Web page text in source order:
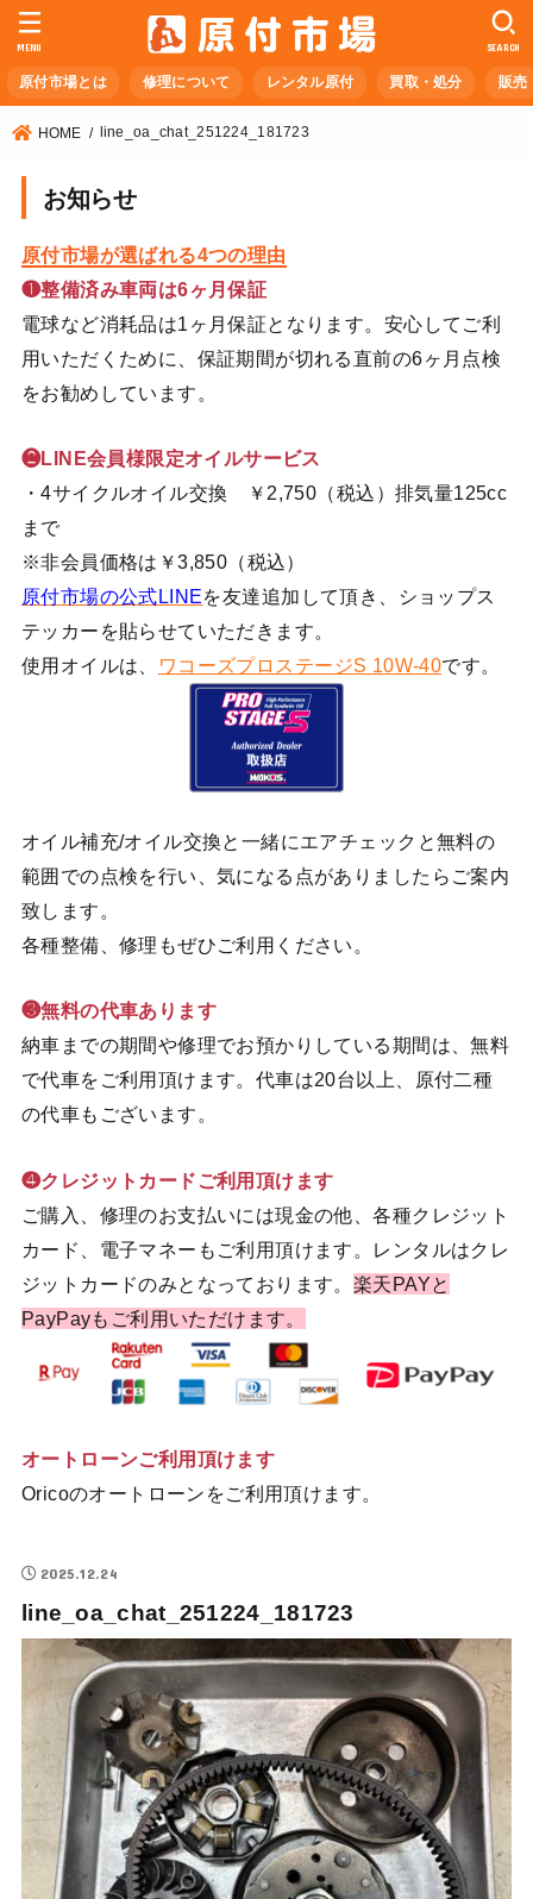
原付市場とは 修理について レンタル原付 買取・処分 販売
SEARCH
MENU
HOME line_oa_chat_251224_181723
お知らせ
原付市場が選ばれる4つの理由
❶整備済み車両は6ヶ月保証
電球など消耗品は1ヶ月保証となります。安心してご利
用いただくために、保証期間が切れる直前の6ヶ月点検
をお勧めしています。
❷LINE会員様限定オイルサービス
・4サイクルオイル交換 ￥2,750（税込）排気量125cc
まで
※非会員価格は￥3,850（税込）
原付市場の公式LINEを友達追加して頂き、ショップス
テッカーを貼らせていただきます。
使用オイルは、
ワコーズプロステージS 10W-40です。
オイル補充/オイル交換と一緒にエアチェックと無料の
範囲での点検を行い、気になる点がありましたらご案内
致します。
各種整備、修理もぜひご利用ください。
❸無料の代車あります
納車までの期間や修理でお預かりしている期間は、無料
で代車をご利用頂けます。代車は20台以上、原付二種
の代車もございます。
❹クレジットカードご利用頂けます
ご購入、修理のお支払いには現金の他、各種クレジット
カード、電子マネーもご利用頂けます。レンタルはクレ
ジットカードのみとなっております。 楽天PAYと
PayPayもご利用いただけます。
オートローンご利用頂けます
Oricoのオートローンをご利用頂けます。
2025.12.24
line_oa_chat_251224_181723